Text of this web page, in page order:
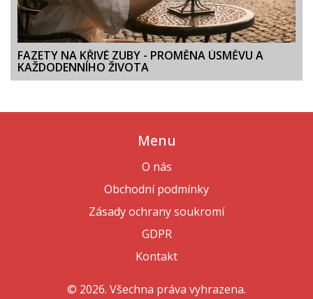
FAZETY NA KŘIVÉ ZUBY - PROMĚNA ÚSMĚVU A
KAŽDODENNÍHO ŽIVOTA
Menu
O nás
Obchodní podmínky
Zásady ochrany soukromí
GDPR
Kontakt
© 2026. Všechna práva vyhrazena.